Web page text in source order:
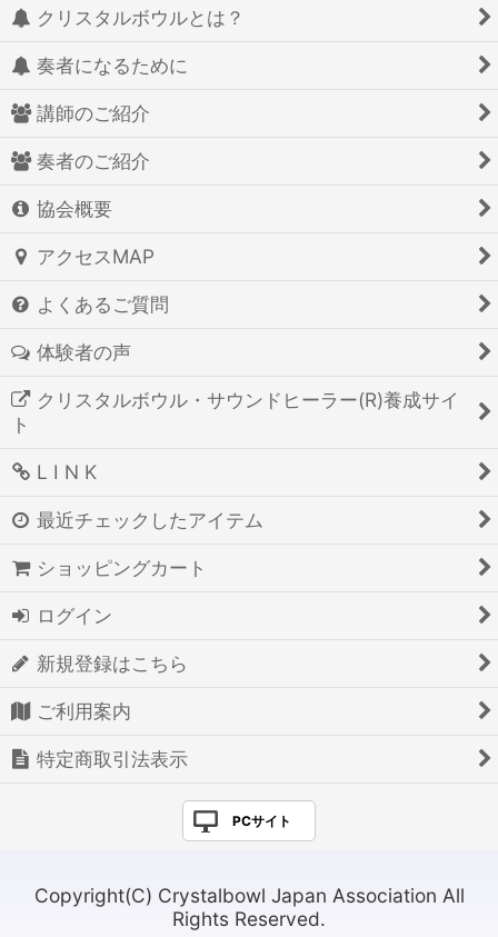
クリスタルボウルとは？
奏者になるために
講師のご紹介
奏者のご紹介
協会概要
アクセスMAP
よくあるご質問
体験者の声
クリスタルボウル・サウンドヒーラー(R)養成サイ
ト
L I N K
最近チェックしたアイテム
ショッピングカート
ログイン
新規登録はこちら
ご利用案内
特定商取引法表示
PCサイト
Copyright(C) Crystalbowl Japan Association All
Rights Reserved.